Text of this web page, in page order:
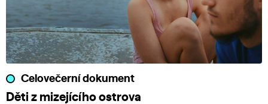
Celovečerní dokument
Děti z mizejícího ostrova